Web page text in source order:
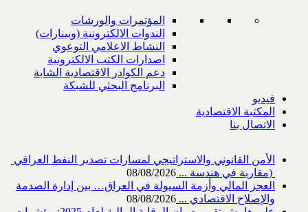
المؤتمرات والورشات
الندوات الالكترونية (وبينارات)
النشاط الاعلامي التوعوي
اصدارات الكتب الالكترونية
دعم الكوادر الاقتصادية الشابة
البرنامج البحثي للشبكة
فيديو
المكتبة الاقتصادية
الاتصال بنا
‎) ‎مقاربة في هندسة ...
08/08/2026
العجز المالي وأزمة السيولة في العراق… بين إدارة الصدمة
والإصلاح الاقتصادي ... 08/08/2026